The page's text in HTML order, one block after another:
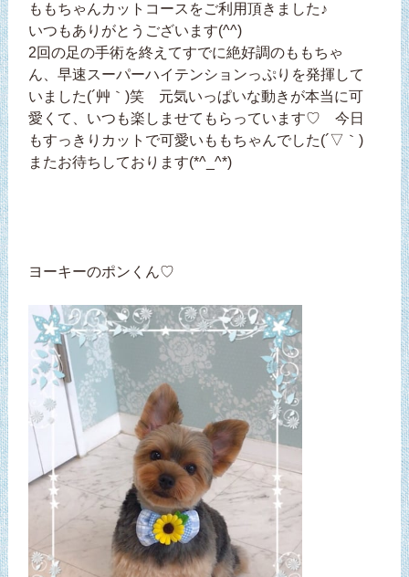
ももちゃんカットコースをご利用頂きました♪
いつもありがとうございます(^^)
2回の足の手術を終えてすでに絶好調のももちゃ
ん、早速スーパーハイテンションっぷりを発揮して
いました(´艸｀)笑 元気いっぱいな動きが本当に可
愛くて、いつも楽しませてもらっています♡ 今日
もすっきりカットで可愛いももちゃんでした(´▽｀)
またお待ちしております(*^_^*)
ヨーキーのポンくん♡